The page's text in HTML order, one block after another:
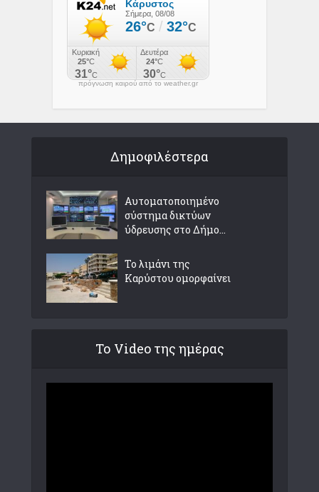
πρόγνωση καιρού από το weather.gr
Δημοφιλέστερα
Αυτοματοποιημένο
σύστημα δικτύων
ύδρευσης στο Δήμο...
Το λιμάνι της
Καρύστου ομορφαίνει
Το Video της ημέρας